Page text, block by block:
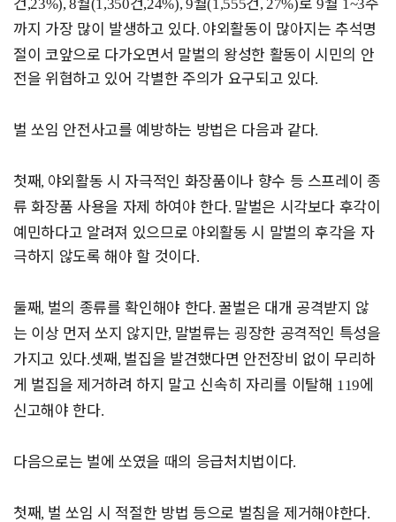
,23%), 8 (1,350 ,24%), 9 (1,555 , 27%) 9 1~3
까지 가장 많이 발생하고 있다. 야외활동이 많아지는 추석명
절이 코앞으로 다가오면서 말벌의 왕성한 활동이 시민의 안
전을 위협하고 있어 각별한 주의가 요구되고 있다.
벌 쏘임 안전사고를 예방하는 방법은 다음과 같다.
첫째, 야외활동 시 자극적인 화장품이나 향수 등 스프레이 종
류 화장품 사용을 자제 하여야 한다. 말벌은 시각보다 후각이
예민하다고 알려져 있으므로 야외활동 시 말벌의 후각을 자
극하지 않도록 해야 할 것이다.
둘째, 벌의 종류를 확인해야 한다.꿀벌은 대개 공격받지 않
는 이상 먼저 쏘지 않지만, 말벌류는 굉장한 공격적인 특성을
가지고 있다.셋째, 벌집을 발견했다면 안전장비 없이 무리하
게 벌집을 제거하려 하지 말고 신속히 자리를 이탈해 119에
신고해야 한다.
다음으로는 벌에 쏘였을 때의 응급처치법이다.
첫째, 벌 쏘임 시 적절한 방법 등으로 벌침을 제거해야한다.